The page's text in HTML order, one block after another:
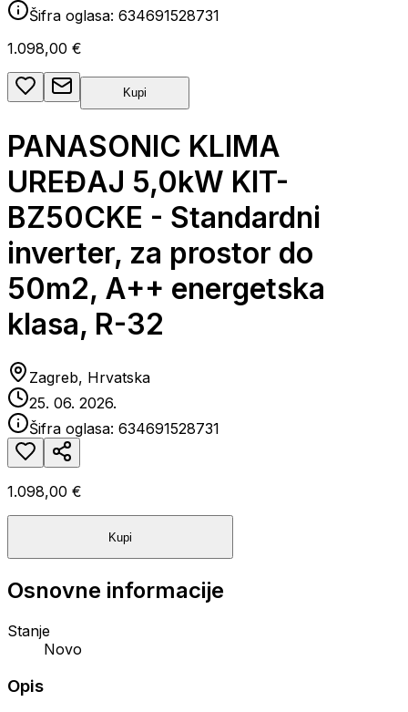
Šifra oglasa: 634691528731
1.098,00 €
Kupi
PANASONIC KLIMA
UREĐAJ 5,0kW KIT-
BZ50CKE - Standardni
inverter, za prostor do
50m2, A++ energetska
klasa, R-32
Zagreb, Hrvatska
25. 06. 2026.
Šifra oglasa: 634691528731
1.098,00 €
Kupi
Osnovne informacije
Stanje
Novo
Opis